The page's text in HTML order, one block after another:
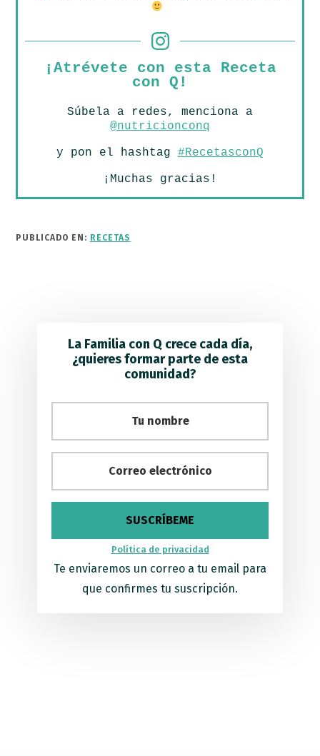
¡Atrévete con esta Receta
con Q!
Súbela a redes, menciona a
@nutricionconq
y pon el hashtag #RecetasconQ
¡Muchas gracias!
PUBLICADO EN: RECETAS
La Familia con Q crece cada día,
¿quieres formar parte de esta
comunidad?
Política de privacidad
Te enviaremos un correo a tu email para
que confirmes tu suscripción.